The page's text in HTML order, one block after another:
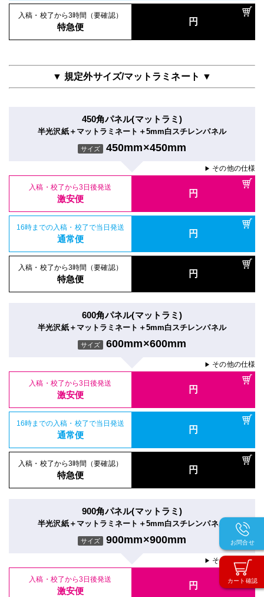
カート確認
お問合せ
入稿・校了から3時間（要確認）
特急便 円
▼ 規定外サイズ/マットラミネート ▼
450角パネル(マットラミ)
半光沢紙＋マットラミネート＋5mm白スチレンパネル
サイズ 450mm×450mm
▶ その他の仕様
入稿・校了から3日後発送
激安便 円
16時までの入稿・校了で当日発送
通常便 円
入稿・校了から3時間（要確認）
特急便 円
600角パネル(マットラミ)
半光沢紙＋マットラミネート＋5mm白スチレンパネル
サイズ 600mm×600mm
▶ その他の仕様
入稿・校了から3日後発送
激安便 円
16時までの入稿・校了で当日発送
通常便 円
入稿・校了から3時間（要確認）
特急便 円
900角パネル(マットラミ)
半光沢紙＋マットラミネート＋5mm白スチレンパネル
サイズ 900mm×900mm
▶ その他の仕様
入稿・校了から3日後発送
激安便 円